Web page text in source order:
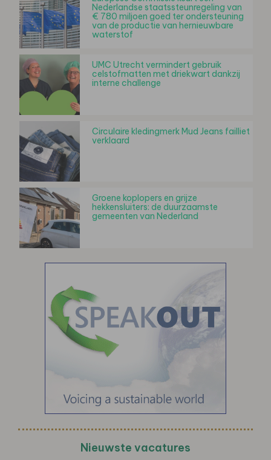
Nederlandse staatssteunregeling van
€ 780 miljoen goed ter ondersteuning
van de productie van hernieuwbare
waterstof
UMC Utrecht vermindert gebruik
celstofmatten met driekwart dankzij
interne challenge
Circulaire kledingmerk Mud Jeans failliet
verklaard
Groene koplopers en grijze
hekkensluiters: de duurzaamste
gemeenten van Nederland
Nieuwste vacatures